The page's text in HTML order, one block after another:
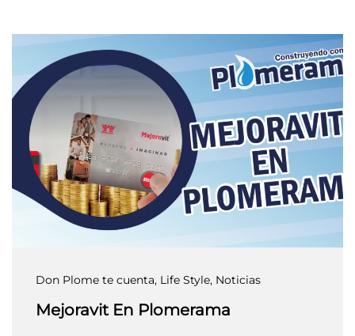
Don Plome te cuenta, Life Style, Noticias
Mejoravit En Plomerama